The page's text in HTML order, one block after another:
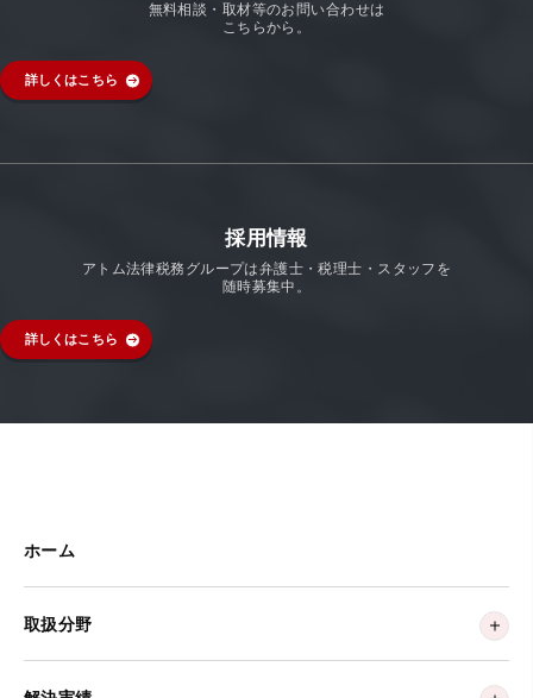
無料相談・取材等のお問い合わせは
こちらから。
詳しくはこちら
採用情報
アトム法律税務グループは弁護士・税理士・スタッフを
随時募集中。
詳しくはこちら
ホーム
取扱分野